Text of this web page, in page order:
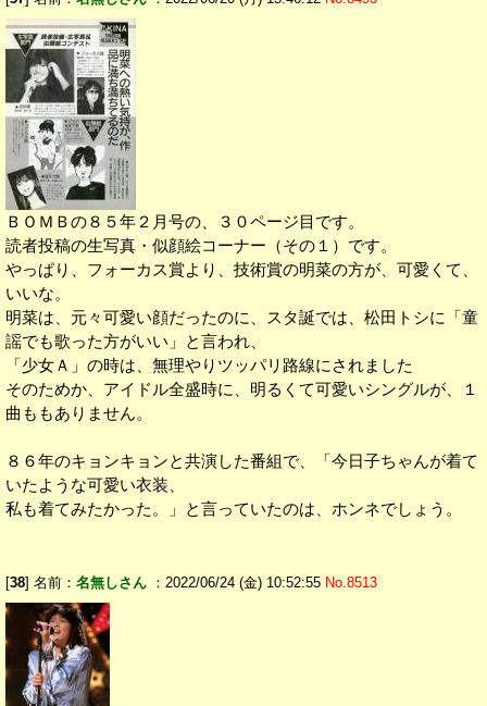
ＢＯＭＢの８５年２月号の、３０ページ目です。
読者投稿の生写真・似顔絵コーナー（その１）です。
やっぱり、フォーカス賞より、技術賞の明菜の方が、可愛くて、
いいな。
明菜は、元々可愛い顔だったのに、スタ誕では、松田トシに「童
謡でも歌った方がいい」と言われ、
「少女Ａ」の時は、無理やりツッパリ路線にされました
そのためか、アイドル全盛時に、明るくて可愛いシングルが、１
曲ももありません。
８６年のキョンキョンと共演した番組で、「今日子ちゃんが着て
いたような可愛い衣装、
私も着てみたかった。」と言っていたのは、ホンネでしょう。
[38] 名前： 名無しさん ：2022/06/24 (金) 10:52:55 No.8513